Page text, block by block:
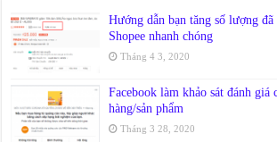
Hướng dẫn bạn tăng số lượng đã
Shopee nhanh chóng
Tháng 4 3, 2020
Facebook làm khảo sát đánh giá
hàng/sản phẩm
Tháng 3 28, 2020